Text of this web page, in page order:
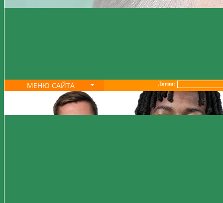
МЕНЮ САЙТА Логин: